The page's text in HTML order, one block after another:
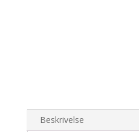
Beskrivelse